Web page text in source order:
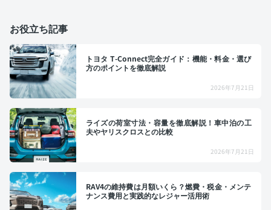
お役立ち記事
トヨタ T-Connect完全ガイド：機能・料金・選び
方のポイントを徹底解説
2026年7月21日
ライズの荷室寸法・容量を徹底解説！車中泊の工
夫やヤリスクロスとの比較
2026年7月21日
RAV4の維持費は月額いくら？燃費・税金・メンテ
ナンス費用と実践的なレジャー活用術